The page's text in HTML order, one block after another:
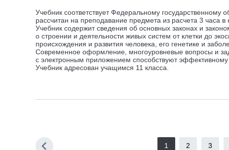
Учебник соответствует Федеральному государственному
рассчитан на преподавание предмета из расчета 3 часа в
Учебник содержит сведения об основных законах и
о строении и деятельности живых систем от клетки до
происхождения и развития человека, его генетике и
Современное оформление, многоуровневые вопросы и
с электронным приложением способствуют эффективному
Учебник адресован учащимся 11 класса.
1 2 3